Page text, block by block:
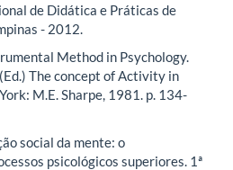
de Didática e Práticas de
- 2012.
Method in Psychology.
The concept of Activity in
M.E. Sharpe, 1981. p. 134-
social da mente: o
psicológicos superiores. 1ª